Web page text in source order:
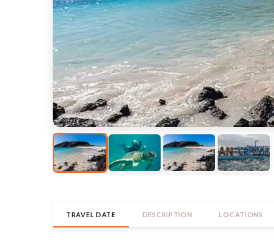
TRAVEL DATE DESCRIPTION LOCATIONS